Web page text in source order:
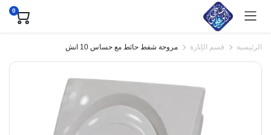
0
الرئيسية قسم الإنارة مروحة شفط حائط مع حساس 10 انش